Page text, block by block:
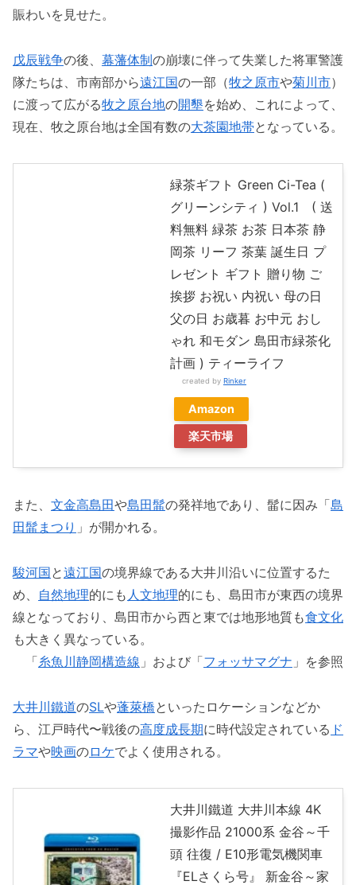
賑わいを見せた。
戊辰戦争の後、 幕藩体制の崩壊に伴って失業した将軍警護
隊たちは、市南部から遠江国の一部（牧之原市や菊川市）
に渡って広がる牧之原台地の開墾を始め、これによって、
現在、牧之原台地は全国有数の大茶園地帯となっている。
緑茶ギフト Green Ci-Tea (
グリーンシティ ) Vol.1 ( 送
料無料 緑茶 お茶 日本茶 静
岡茶 リーフ 茶葉 誕生日 プ
レゼント ギフト 贈り物 ご
挨拶 お祝い 内祝い 母の日
父の日 お歳暮 お中元 おし
ゃれ 和モダン 島田市緑茶化
計画 ) ティーライフ
created by Rinker
Amazon
楽天市場
また、 文金高島田や島田髷の発祥地であり、髷に因み「島
田髷まつり 」が開かれる。
駿河国と遠江国の境界線である大井川沿いに位置するた
め、 自然地理的にも 人文地理的にも、島田市が東西の境界
線となっており、島田市から西と東では地形地質も食文化
も大きく異なっている。
「糸魚川静岡構造線 」および「フォッサマグナ 」を参照
大井川鐵道のSLや蓬萊橋といったロケーションなどか
ら、江戸時代〜戦後の高度成長期に時代設定されている ド
ラマや映画のロケでよく使用される。
大井川鐵道 大井川本線 4K
撮影作品 21000系 金谷～千
頭 往復 / E10形電気機関車
『ELさくら号』 新金谷～家